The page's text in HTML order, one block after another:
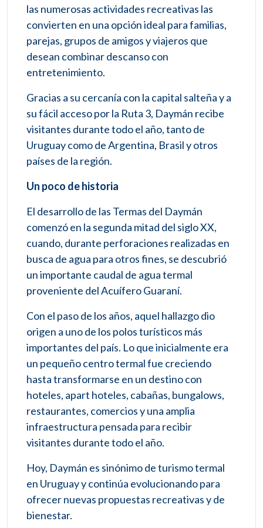
las numerosas actividades recreativas las
convierten en una opción ideal para familias,
parejas, grupos de amigos y viajeros que
desean combinar descanso con
entretenimiento.
Gracias a su cercanía con la capital salteña y a
su fácil acceso por la Ruta 3, Daymán recibe
visitantes durante todo el año, tanto de
Uruguay como de Argentina, Brasil y otros
países de la región.
Un poco de historia
El desarrollo de las Termas del Daymán
comenzó en la segunda mitad del siglo XX,
cuando, durante perforaciones realizadas en
busca de agua para otros fines, se descubrió
un importante caudal de agua termal
proveniente del Acuífero Guaraní.
Con el paso de los años, aquel hallazgo dio
origen a uno de los polos turísticos más
importantes del país. Lo que inicialmente era
un pequeño centro termal fue creciendo
hasta transformarse en un destino con
hoteles, apart hoteles, cabañas, bungalows,
restaurantes, comercios y una amplia
infraestructura pensada para recibir
visitantes durante todo el año.
Hoy, Daymán es sinónimo de turismo termal
en Uruguay y continúa evolucionando para
ofrecer nuevas propuestas recreativas y de
bienestar.